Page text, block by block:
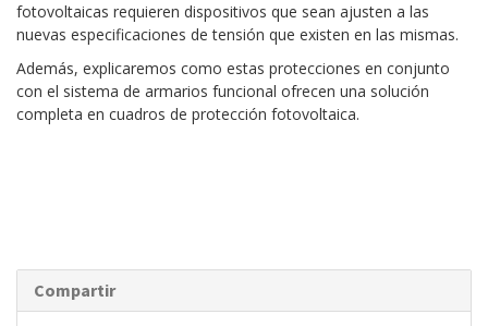
fotovoltaicas requieren dispositivos que sean ajusten a las
nuevas especificaciones de tensión que existen en las mismas.
Además, explicaremos como estas protecciones en conjunto
con el sistema de armarios funcional ofrecen una solución
completa en cuadros de protección fotovoltaica.
Compartir